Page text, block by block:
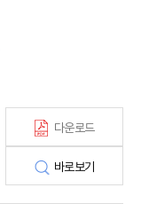
다운로드
바로보기